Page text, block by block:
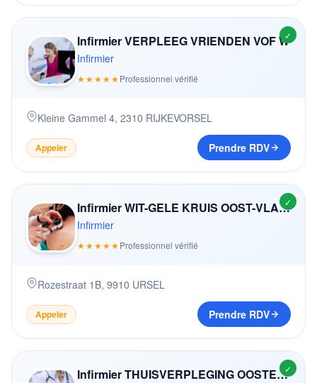
✓
Infirmier VERPLEEG VRIENDEN VOF W
Infirmier
★★★★★Professionnel vérifié
Kleine Gammel 4, 2310 RIJKEVORSEL
Appeler Prendre RDV
✓
Infirmier WIT-GELE KRUIS OOST-VLAANDEREN
Infirmier
★★★★★Professionnel vérifié
Rozestraat 1B, 9910 URSEL
Appeler Prendre RDV
✓
Infirmier THUISVERPLEGING OOSTENDE